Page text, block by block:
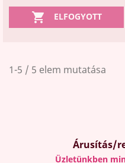
price
 ELFOGYOTT
1-5 / 5 elem mutatása
Árusítás/
Üzletünkben